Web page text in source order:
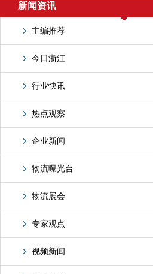
新闻资讯
主编推荐
今日浙江
行业快讯
热点观察
企业新闻
物流曝光台
物流展会
专家观点
视频新闻